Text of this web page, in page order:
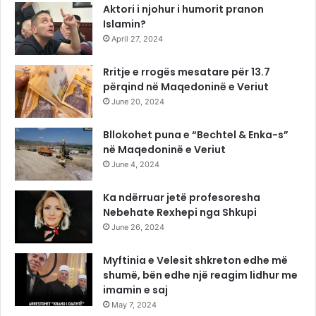
Aktori i njohur i humorit pranon
Islamin?
April 27, 2024
Rritje e rrogës mesatare për 13.7
përqind në Maqedoninë e Veriut
June 20, 2024
Bllokohet puna e “Bechtel & Enka-s”
në Maqedoninë e Veriut
June 4, 2024
Ka ndërruar jetë profesoresha
Nebehate Rexhepi nga Shkupi
June 26, 2024
Myftinia e Velesit shkreton edhe më
shumë, bën edhe një reagim lidhur me
imamin e saj
May 7, 2024